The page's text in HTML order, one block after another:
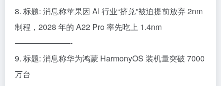
8. 标题: 消息称苹果因 AI 行业“挤兑”被迫提前放弃 2nm
制程，2028 年的 A22 Pro 率先吃上 1.4nm
———————-
9. 标题: 消息称华为鸿蒙 HarmonyOS 装机量突破 7000
万台